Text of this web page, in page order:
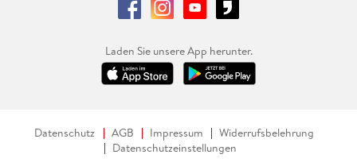
Laden Sie unsere App herunter.
Datenschutz AGB Impressum
Widerrufsbelehrung
Datenschutzeinstellungen